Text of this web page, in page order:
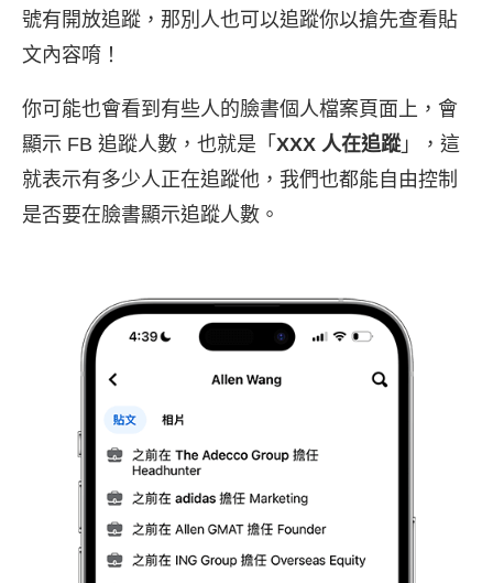
號有開放追蹤，那別人也可以追蹤你以搶先查看貼
文內容唷！
你可能也會看到有些人的臉書個人檔案頁面上，會
顯示 FB 追蹤人數，也就是「 XXX 人在追蹤」，這
就表示有多少人正在追蹤他，我們也都能自由控制
是否要在臉書顯示追蹤人數。